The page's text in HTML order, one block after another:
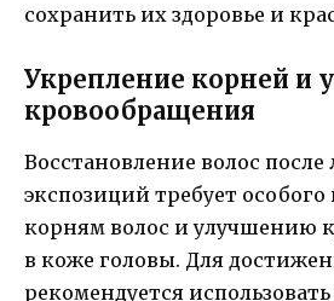
сохранить их здоровье и
Укрепление корней и
кровообращения
Восстановление волос после
экспозиций требует
корням волос и улучшению
в коже головы. Для
рекомендуется